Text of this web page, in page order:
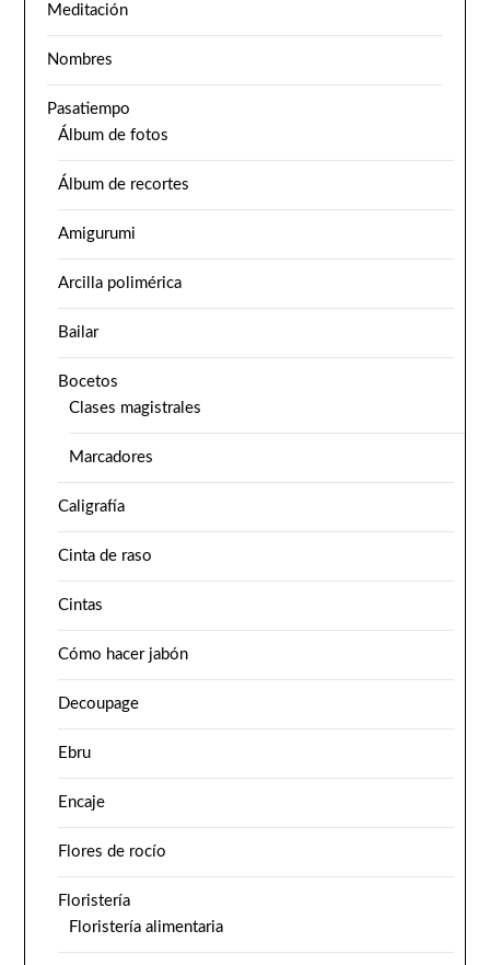
Meditación
Nombres
Pasatiempo
Álbum de fotos
Álbum de recortes
Amigurumi
Arcilla polimérica
Bailar
Bocetos
Clases magistrales
Marcadores
Caligrafía
Cinta de raso
Cintas
Cómo hacer jabón
Decoupage
Ebru
Encaje
Flores de rocío
Floristería
Floristería alimentaria